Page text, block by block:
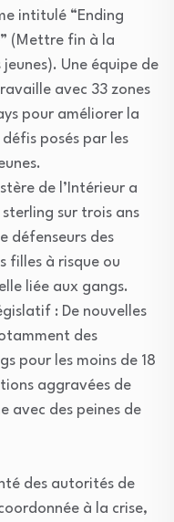
intitulé “Ending
(Mettre fin à la
Une équipe de
avec 33 zones
pour améliorer la
posés par les
de l’Intérieur a
sur trois ans
défenseurs des
filles à risque ou
liée aux gangs.
: De nouvelles
des
pour les moins de 18
aggravées de
avec des peines de
des autorités de
à la crise,